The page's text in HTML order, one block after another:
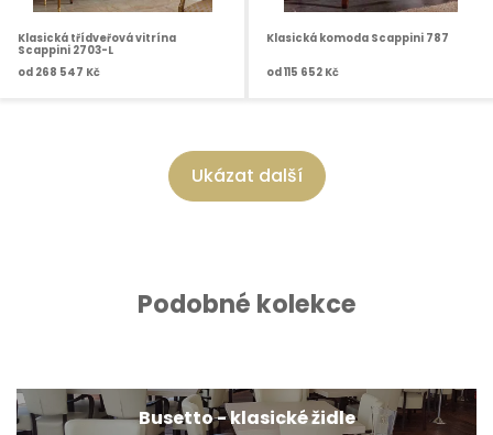
Klasická třídveřová vitrína
Scappini 2703-L
od 268 547 Kč
Klasická komoda Scappini 787
od115 652 Kč
Ukázat další
Podobné kolekce
Busetto - klasické židle